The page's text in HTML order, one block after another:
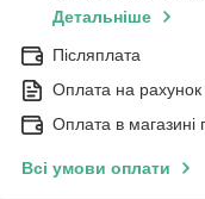
Детальніше
Післяплата
Оплата на рахунок
Оплата в
Всі умови оплати